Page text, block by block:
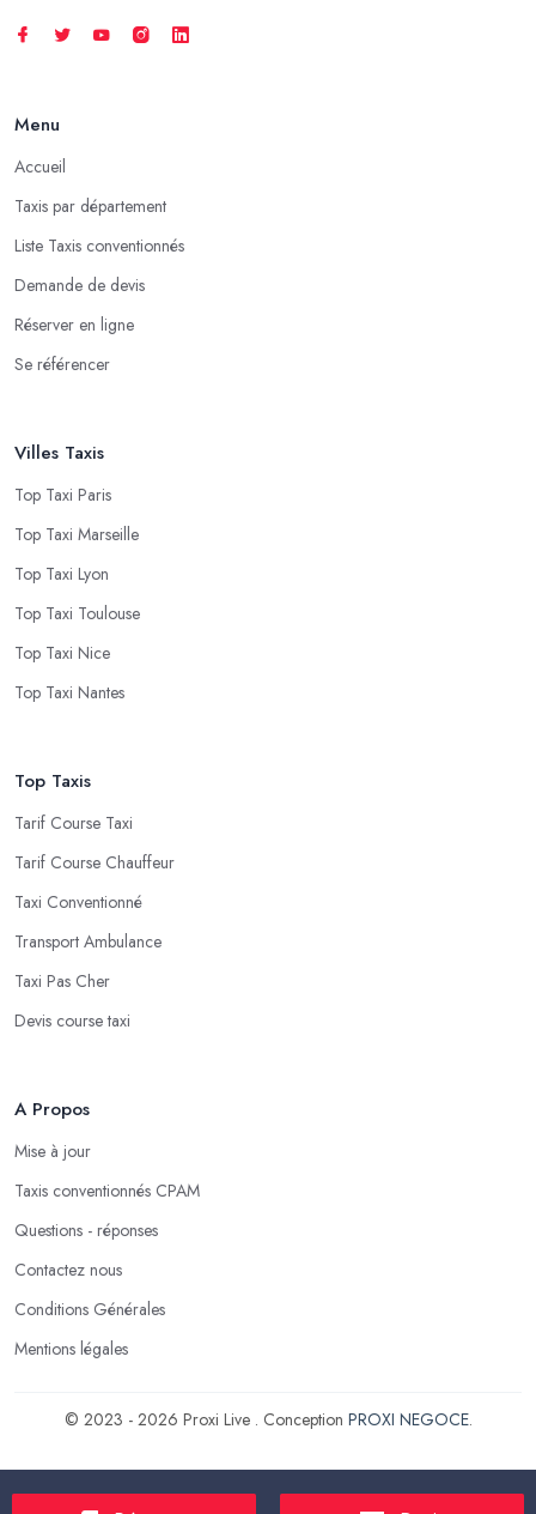
Menu
Accueil
Taxis par département
Liste Taxis conventionnés
Demande de devis
Réserver en ligne
Se référencer
Villes Taxis
Top Taxi Paris
Top Taxi Marseille
Top Taxi Lyon
Top Taxi Toulouse
Top Taxi Nice
Top Taxi Nantes
Top Taxis
Tarif Course Taxi
Tarif Course Chauffeur
Taxi Conventionné
Transport Ambulance
Taxi Pas Cher
Devis course taxi
A Propos
Mise à jour
Taxis conventionnés CPAM
Questions - réponses
Contactez nous
Conditions Générales
Mentions légales
© 2023 - 2026 Proxi Live . Conception PROXI NEGOCE.